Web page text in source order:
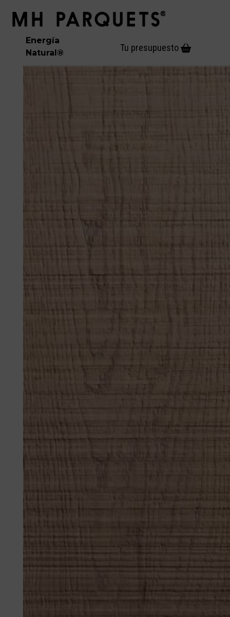
contentmobile
menu
mobile
menu
Tu presupuesto
Energía
Natural ®